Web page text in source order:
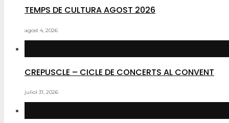
TEMPS DE CULTURA AGOST 2026
agost 4, 2026
CREPUSCLE – CICLE DE CONCERTS AL CONVENT
juliol 31, 2026